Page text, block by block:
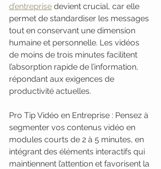
d’entreprise devient crucial, car elle
permet de standardiser les messages
tout en conservant une dimension
humaine et personnelle. Les vidéos
de moins de trois minutes facilitent
l’absorption rapide de l’information,
répondant aux exigences de
productivité actuelles.
Pro Tip Vidéo en Entreprise : Pensez à
segmenter vos contenus vidéo en
modules courts de 2 à 5 minutes, en
intégrant des éléments interactifs qui
maintiennent l’attention et favorisent la